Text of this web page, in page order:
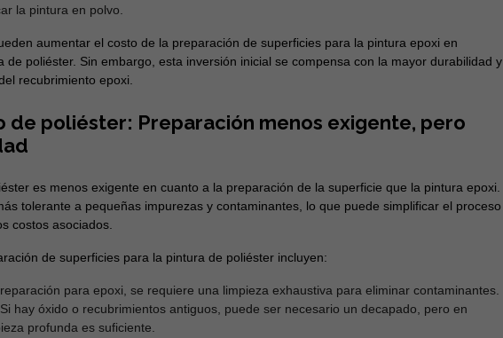
la pintura en polvo.
aumentar el costo de la preparación de superficies para la pintura epoxi en
de poliéster. Sin embargo, esta inversión inicial se compensa con la mayor durabilidad y
recubrimiento epoxi.
de poliéster: Preparación menos exigente, pero
es menos exigente en cuanto a la preparación de la superficie que la pintura epoxi.
tolerante a pequeñas impurezas y contaminantes, lo que puede simplificar el proceso
costos asociados.
de superficies para la pintura de poliéster incluyen:
para epoxi, se requiere una limpieza exhaustiva para eliminar contaminantes.
Si hay óxido o recubrimientos antiguos, puede ser necesario un decapado, pero en
profunda es suficiente.